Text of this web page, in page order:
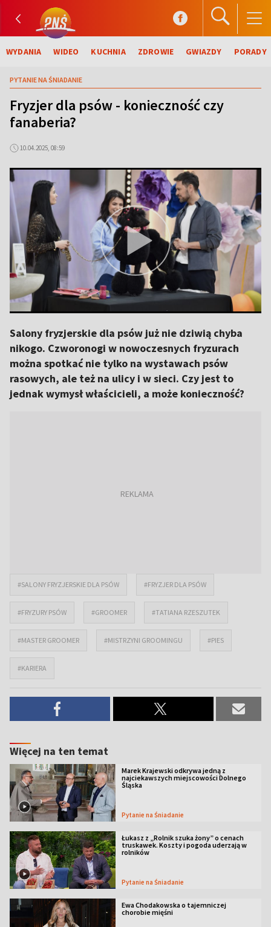
WYDANIA WIDEO KUCHNIA ZDROWIE GWIAZDY PORADY
PYTANIE NA ŚNIADANIE
Fryzjer dla psów - konieczność czy
fanaberia?
10.04.2025, 08:59
Salony fryzjerskie dla psów już nie dziwią chyba
nikogo. Czworonogi w nowoczesnych fryzurach
można spotkać nie tylko na wystawach psów
rasowych, ale też na ulicy i w sieci. Czy jest to
jednak wymysł właścicieli, a może konieczność?
#SALONY FRYZJERSKIE DLA PSÓW #FRYZJER DLA PSÓW
#FRYZURY PSÓW #GROOMER #TATIANA RZESZUTEK
#MASTER GROOMER #MISTRZYNI GROOMINGU #PIES
#KARIERA
Więcej na ten temat
Marek Krajewski odkrywa jedną z
najciekawszych miejscowości Dolnego
Śląska
Pytanie na Śniadanie
Łukasz z „Rolnik szuka żony” o cenach
truskawek. Koszty i pogoda uderzają w
rolników
Pytanie na Śniadanie
Ewa Chodakowska o tajemniczej
chorobie mięśni